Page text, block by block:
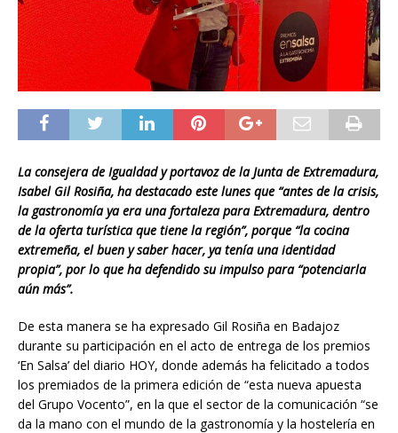
La consejera de Igualdad y portavoz de la Junta de Extremadura,
Isabel Gil Rosiña, ha destacado este lunes que “antes de la crisis,
la gastronomía ya era una fortaleza para Extremadura, dentro
de la oferta turística que tiene la región”, porque “la cocina
extremeña, el buen y saber hacer, ya tenía una identidad
propia”, por lo que ha defendido su impulso para “potenciarla
aún más”.
De esta manera se ha expresado Gil Rosiña en Badajoz
durante su participación en el acto de entrega de los premios
‘En Salsa’ del diario HOY, donde además ha felicitado a todos
los premiados de la primera edición de “esta nueva apuesta
del Grupo Vocento”, en la que el sector de la comunicación “se
da la mano con el mundo de la gastronomía y la hostelería en